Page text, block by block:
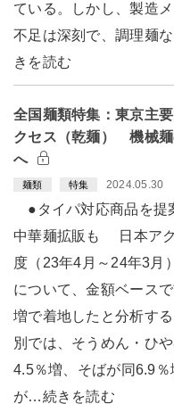
ている。しかし、製造
不足は深刻で、調理麺
きを読む
全国麺類特集：東京主
クセス（乾麺） 機械
へ
麺類 特集 2024.05.30
●タイパ対応商品を
中華麺拡販も 日本ア
度（23年4月～24年3月
について、金額ベース
増で着地したと分析す
別では、そうめん・ひ
4.5％増、そばが同6.9％
が…続きを読む